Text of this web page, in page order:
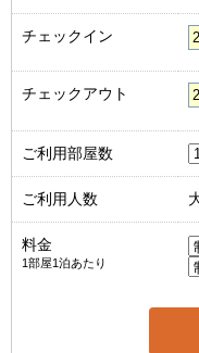
チェックイン
チェックアウト
ご利用部屋数
ご利用人数
料金
1部屋1泊あたり